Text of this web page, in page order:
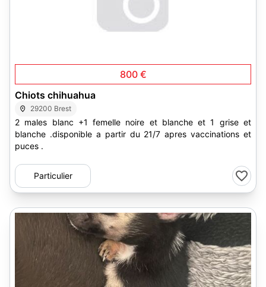
800 €
Chiots chihuahua
29200 Brest
2 males blanc +1 femelle noire et blanche et 1 grise et
blanche .disponible a partir du 21/7 apres vaccinations et
puces .
Particulier